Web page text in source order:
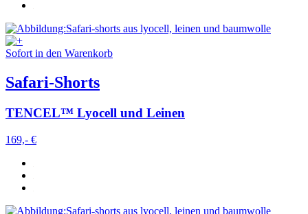
Sofort in den Warenkorb
Safari-Shorts
TENCEL™ Lyocell und Leinen
169,- €